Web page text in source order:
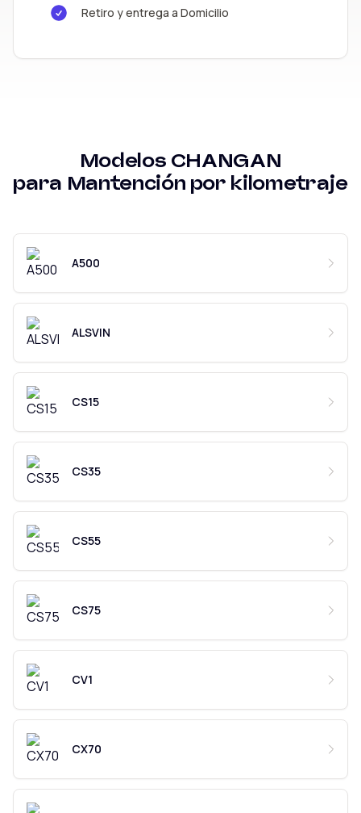
Retiro y entrega a Domicilio
Modelos CHANGAN
para Mantención por kilometraje
A500
ALSVIN
CS15
CS35
CS55
CS75
CV1
CX70